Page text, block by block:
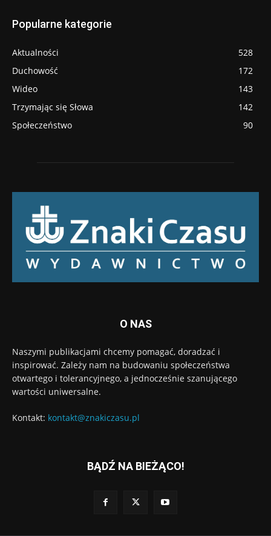
Popularne kategorie
Aktualności
528
Duchowość
172
Wideo
143
Trzymając się Słowa
142
Społeczeństwo
90
O NAS
Naszymi publikacjami chcemy pomagać, doradzać i
inspirować. Zależy nam na budowaniu społeczeństwa
otwartego i tolerancyjnego, a jednocześnie szanującego
wartości uniwersalne.
Kontakt: kontakt@znakiczasu.pl
BĄDŹ NA BIEŻĄCO!